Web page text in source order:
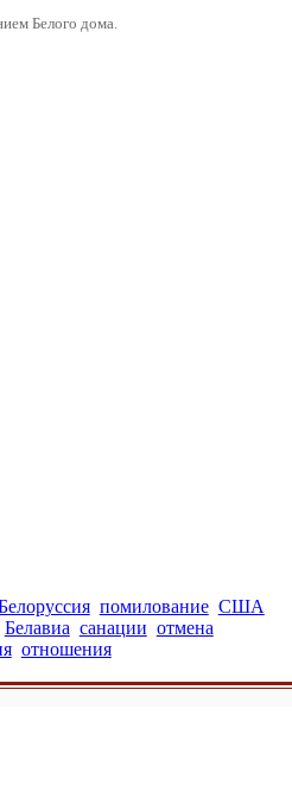
Белого дома.
помилование США
Белавиа санации отмена
отношения